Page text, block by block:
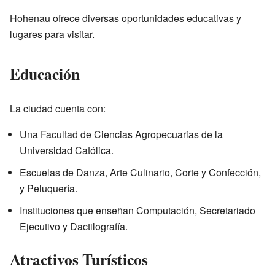
Hohenau ofrece diversas oportunidades educativas y
lugares para visitar.
Educación
La ciudad cuenta con:
Una Facultad de Ciencias Agropecuarias de la
Universidad Católica.
Escuelas de Danza, Arte Culinario, Corte y Confección,
y Peluquería.
Instituciones que enseñan Computación, Secretariado
Ejecutivo y Dactilografía.
Atractivos Turísticos